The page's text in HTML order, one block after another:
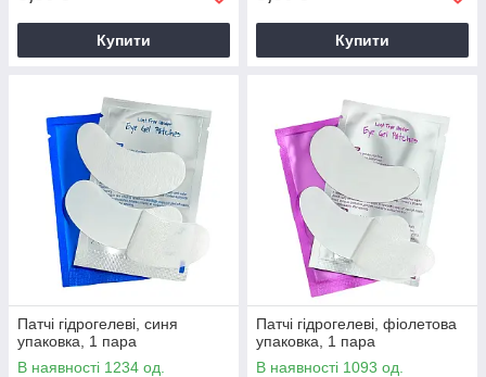
Купити Купити
Патчі гідрогелеві, синя
упаковка, 1 пара
В наявності 1234 од.
Патчі гідрогелеві, фіолетова
упаковка, 1 пара
В наявності 1093 од.